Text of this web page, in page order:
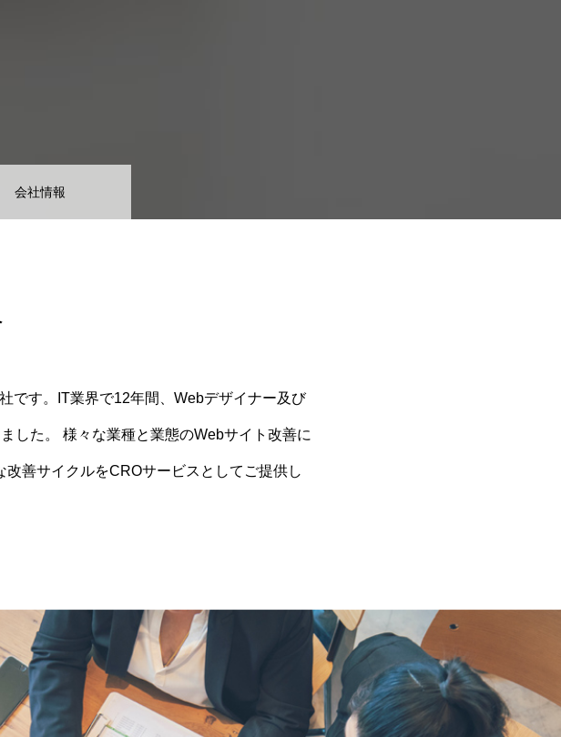
会社情報
です。IT業界で12年間、Webデザイナー及び
した。 様々な業種と業態のWebサイト改善に
善サイクルをCROサービスとしてご提供し